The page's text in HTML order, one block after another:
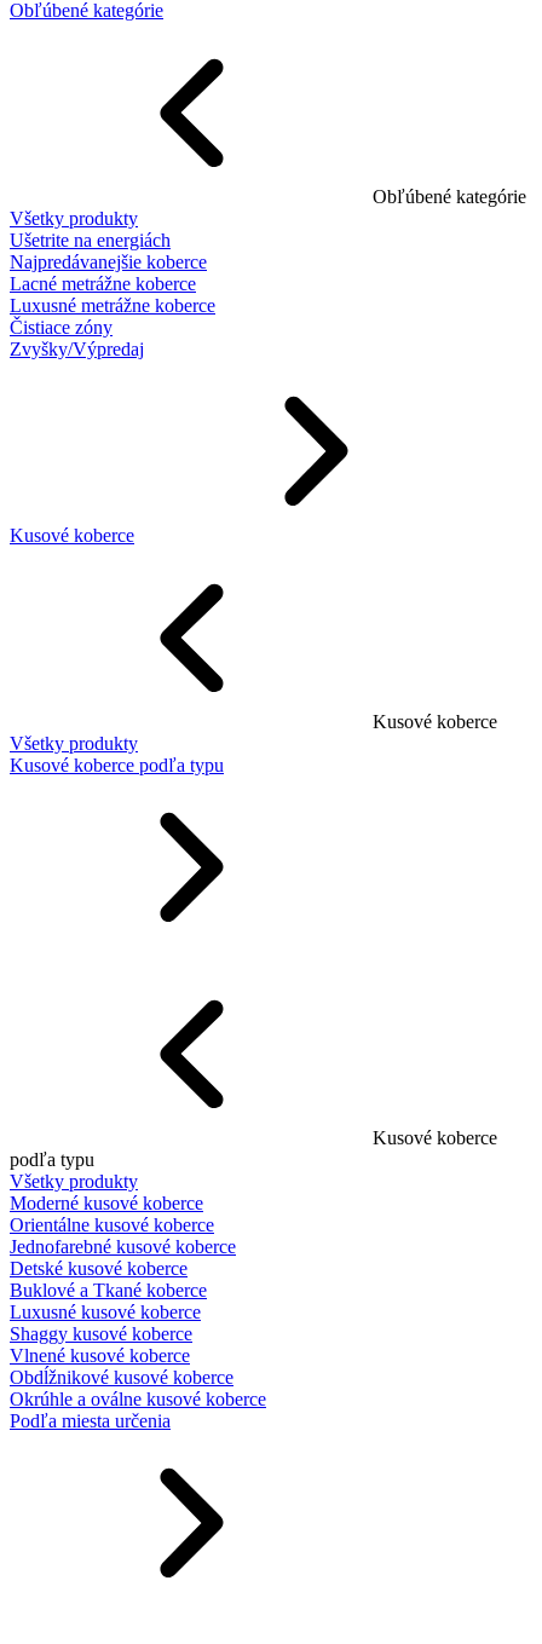
Obľúbené kategórie
Obľúbené kategórie
Všetky produkty
Ušetrite na energiách
Najpredávanejšie koberce
Lacné metrážne koberce
Luxusné metrážne koberce
Čistiace zóny
Zvyšky/Výpredaj
Kusové koberce
Kusové koberce
Všetky produkty
Kusové koberce podľa typu
Kusové koberce
podľa typu
Všetky produkty
Moderné kusové koberce
Orientálne kusové koberce
Jednofarebné kusové koberce
Detské kusové koberce
Buklové a Tkané koberce
Luxusné kusové koberce
Shaggy kusové koberce
Vlnené kusové koberce
Obdĺžnikové kusové koberce
Okrúhle a oválne kusové koberce
Podľa miesta určenia